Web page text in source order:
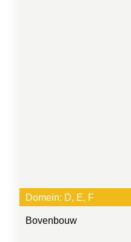
Domein: D, E, F
Bovenbouw